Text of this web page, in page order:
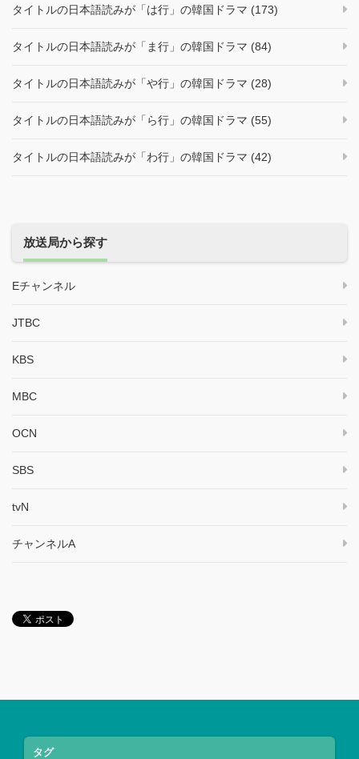
タイトルの日本語読みが「は行」の韓国ドラマ (173)
タイトルの日本語読みが「ま行」の韓国ドラマ (84)
タイトルの日本語読みが「や行」の韓国ドラマ (28)
タイトルの日本語読みが「ら行」の韓国ドラマ (55)
タイトルの日本語読みが「わ行」の韓国ドラマ (42)
放送局から探す
Eチャンネル
JTBC
KBS
MBC
OCN
SBS
tvN
チャンネルA
タグ